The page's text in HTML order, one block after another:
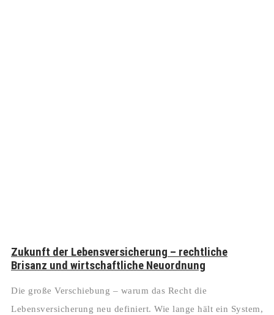
Zukunft der Lebensversicherung – rechtliche
Brisanz und wirtschaftliche Neuordnung
Die große Verschiebung – warum das Recht die
Lebensversicherung neu definiert. Wie lange hält ein System,